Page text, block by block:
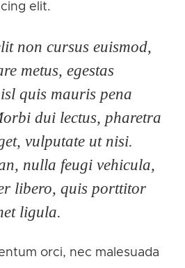
elit.
non cursus euismod,
metus, egestas
quis mauris pena
dui lectus, pharetra
vulputate ut nisi.
nulla feugi vehicula,
libero, quis porttitor
ligula.
orci, nec malesuada